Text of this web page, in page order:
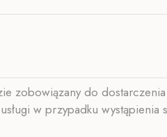
zobowiązany do
w przypadku wystąpienia